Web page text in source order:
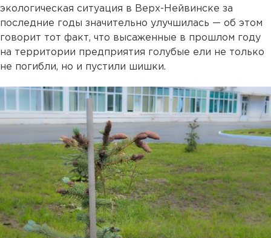
экологическая ситуация в Верх-Нейвинске за
последние годы значительно улучшилась — об этом
говорит тот факт, что высаженные в прошлом году
на территории предприятия голубые ели не только
не погибли, но и пустили шишки.